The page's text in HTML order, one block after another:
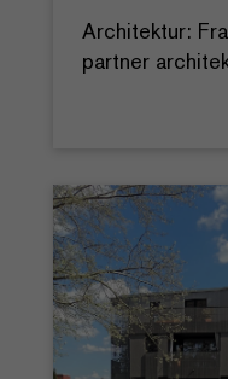
Architektur:
partner